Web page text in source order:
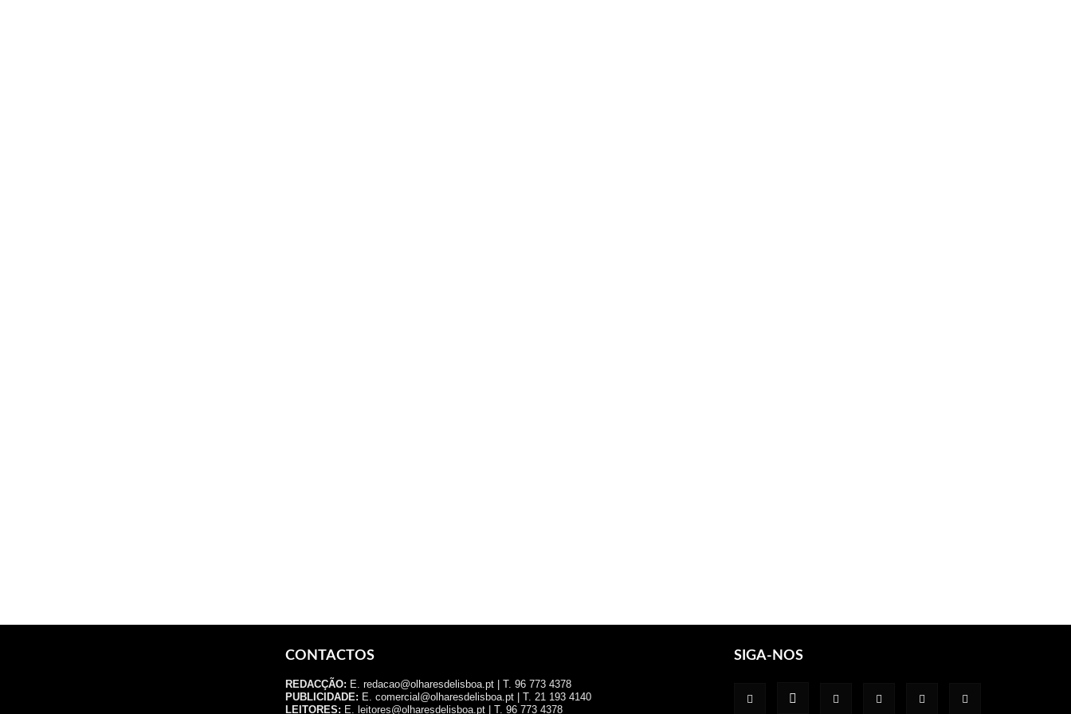
CONTACTOS
REDACÇÃO: E. redacao@olharesdelisboa.pt | T. 96 773 4378
PUBLICIDADE: E. comercial@olharesdelisboa.pt | T. 21 193 4140
LEITORES: E. leitores@olharesdelisboa.pt | T. 96 773 4378
SIGA-NOS